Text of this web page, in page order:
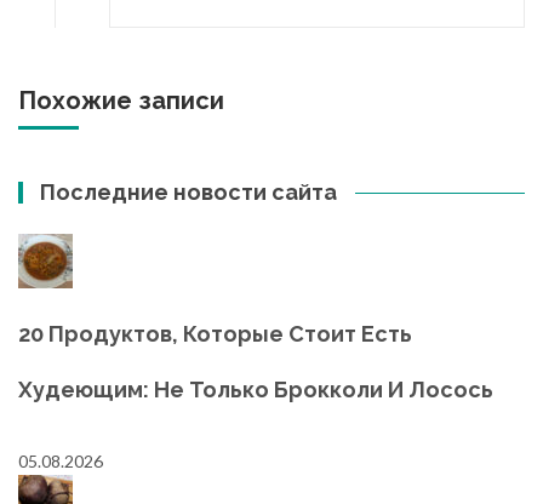
Похожие записи
Последние новости сайта
20 Продуктов, Которые Стоит Есть
Худеющим: Не Только Брокколи И Лосось
05.08.2026